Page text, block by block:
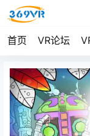
首页 VR论坛